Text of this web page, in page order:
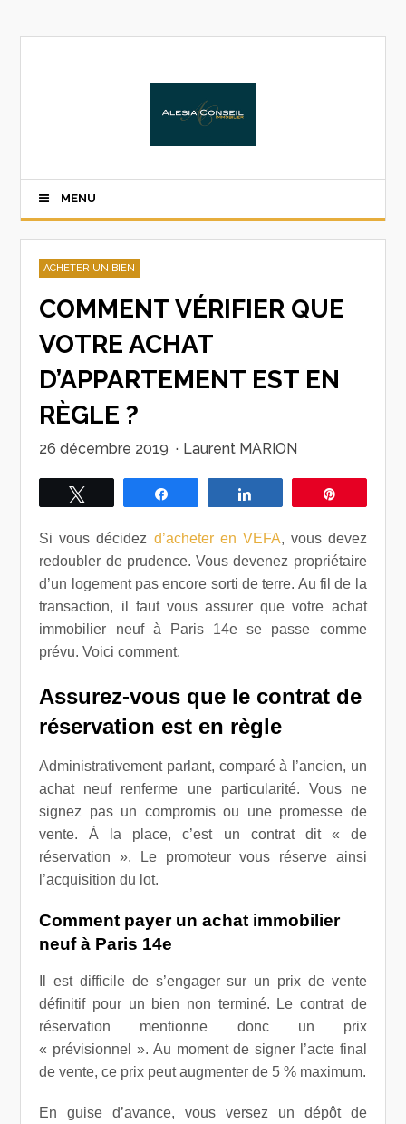
MENU
ACHETER UN BIEN
COMMENT VÉRIFIER QUE
VOTRE ACHAT
D’APPARTEMENT EST EN
RÈGLE ?
26 décembre 2019 · Laurent MARION
Si vous décidez d’acheter en VEFA, vous devez
redoubler de prudence. Vous devenez propriétaire
d’un logement pas encore sorti de terre. Au fil de la
transaction, il faut vous assurer que votre achat
immobilier neuf à Paris 14e se passe comme
prévu. Voici comment.
Assurez-vous que le contrat de
réservation est en règle
Administrativement parlant, comparé à l’ancien, un
achat neuf renferme une particularité. Vous ne
signez pas un compromis ou une promesse de
vente. À la place, c’est un contrat dit « de
réservation ». Le promoteur vous réserve ainsi
l’acquisition du lot.
Comment payer unachat immobilier
neuf à Paris 14e
Il est difficile de s’engager sur un prix de vente
définitif pour un bien non terminé. Le contrat de
réservation mentionne donc un prix
« prévisionnel ». Au moment de signer l’acte final
de vente, ce prix peut augmenter de 5 % maximum.
En guise d’avance, vous versez un dépôt de